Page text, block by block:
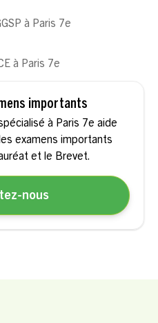
à Paris 7e
à Paris 7e
importants
à Paris 7e aide
examens importants
et le Brevet.
nous